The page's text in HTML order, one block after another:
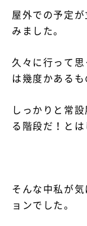
屋外での予定
みました。
久々に行って
は幾度かあるも
しっかりと常
る階段だ！とは
そんな中私が
ョンでした。